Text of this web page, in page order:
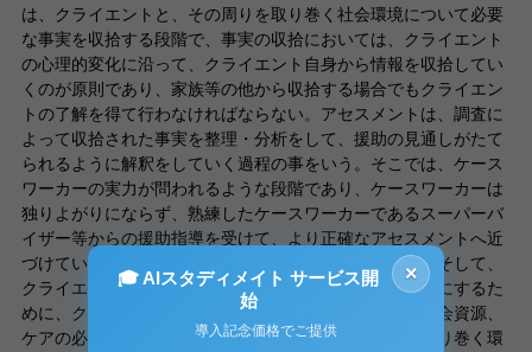
は、クライエントと、その周りを取り巻く社会環境について必要
な事実を収拾する段階で、事実の収拾においては、クライエント
の心理的変化に沿って、クライエント自身から情報を収拾してい
くのが原則であり、家族等の他から収拾する場合でもクライエン
トの了解を得て行わなければならない。アセスメントは、調査に
よって収拾された事実を整理・分析をして、援助の見通しがたて
られるように解釈をしていく過程の事をいう。そこでは、ケース
ワーカーの実力が問われるような段階であり、ケースワーカーは
独りよがりにならず、熟練したケースワーカーであるスーパーバ
イザー等からの援助指導を受けて、より正確なアセスメントへ近
づけていく努力を続けなければならない段階と言える。そして、
クライエント本人および家族の具体的なニーズを明らかにするた
めに、クライエント本人の希望と、現在使用している社会資源、
ケアの必要度に関する専門職の評価、クライエントを取り巻く環
×
🎓 AIスタディメイト サービス開
始
導入記念価格でご提供